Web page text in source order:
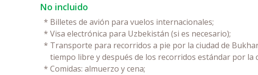
No incluido
* Billetes de avión para vuelos internacionales;
* Visa electrónica para Uzbekistán (si es necesario);
* Transporte para recorridos a pie por la ciudad de
tiempo libre y después de los recorridos estándar por la
* Comidas: almuerzo y cena;